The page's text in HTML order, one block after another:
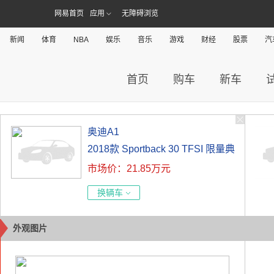
网易首页 应用 无障碍浏览
新闻 体育 NBA 娱乐 音乐 游戏 财经 股票 汽
首页 购车 新车
奥迪A1
2018款 Sportback 30 TFSI 限量典
藏版
市场价：21.85万元
换辆车
外观图片